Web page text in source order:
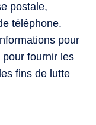
postale,
téléphone.
pour
fournir les
fins de lutte